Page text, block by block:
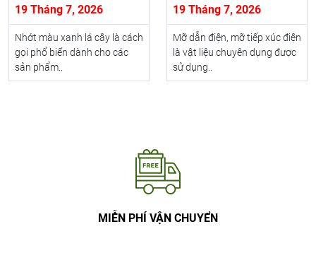
19 Tháng 7, 2026
Nhớt màu xanh lá cây là cách
gọi phổ biến dành cho các
sản phẩm..
19 Tháng 7, 2026
Mỡ dẫn điện, mỡ tiếp xúc điện
là vật liệu chuyên dụng được
sử dụng..
MIỄN PHÍ VẬN CHUYỂN